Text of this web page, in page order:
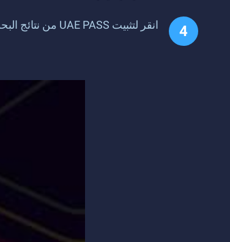
انقر لتثبيت UAE PASS من نتائج البحث